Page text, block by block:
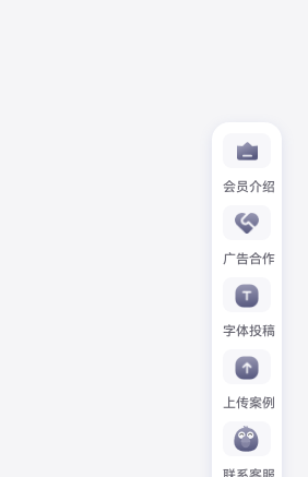
会员介绍
广告合作
字体投稿
上传案例